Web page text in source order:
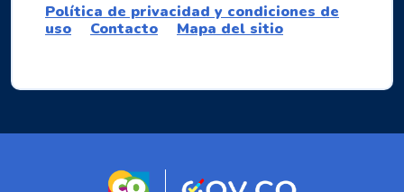
Política de privacidad y condiciones de
uso
Contacto Mapa del sitio
Logo marca Colombia